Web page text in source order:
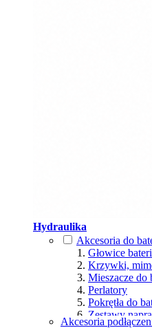
Hydraulika
Akcesoria do
Głowice
Krzywki,
Mieszacze do
Perlatory
Pokrętła do
Zestawy
Akcesoria